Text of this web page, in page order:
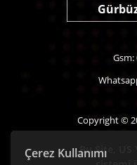
Çerez Kullanımı
Gsm:
Copyright ©
Bu Site,